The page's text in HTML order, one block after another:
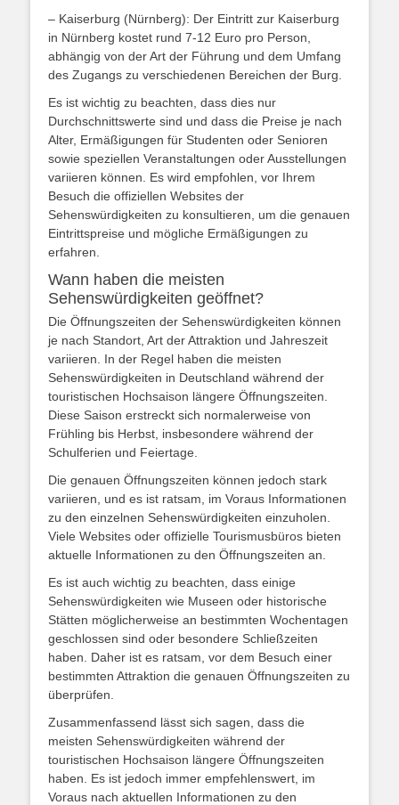
– Kaiserburg (Nürnberg): Der Eintritt zur Kaiserburg
in Nürnberg kostet rund 7-12 Euro pro Person,
abhängig von der Art der Führung und dem Umfang
des Zugangs zu verschiedenen Bereichen der Burg.
Es ist wichtig zu beachten, dass dies nur
Durchschnittswerte sind und dass die Preise je nach
Alter, Ermäßigungen für Studenten oder Senioren
sowie speziellen Veranstaltungen oder Ausstellungen
variieren können. Es wird empfohlen, vor Ihrem
Besuch die offiziellen Websites der
Sehenswürdigkeiten zu konsultieren, um die genauen
Eintrittspreise und mögliche Ermäßigungen zu
erfahren.
Wann haben die meisten
Sehenswürdigkeiten geöffnet?
Die Öffnungszeiten der Sehenswürdigkeiten können
je nach Standort, Art der Attraktion und Jahreszeit
variieren. In der Regel haben die meisten
Sehenswürdigkeiten in Deutschland während der
touristischen Hochsaison längere Öffnungszeiten.
Diese Saison erstreckt sich normalerweise von
Frühling bis Herbst, insbesondere während der
Schulferien und Feiertage.
Die genauen Öffnungszeiten können jedoch stark
variieren, und es ist ratsam, im Voraus Informationen
zu den einzelnen Sehenswürdigkeiten einzuholen.
Viele Websites oder offizielle Tourismusbüros bieten
aktuelle Informationen zu den Öffnungszeiten an.
Es ist auch wichtig zu beachten, dass einige
Sehenswürdigkeiten wie Museen oder historische
Stätten möglicherweise an bestimmten Wochentagen
geschlossen sind oder besondere Schließzeiten
haben. Daher ist es ratsam, vor dem Besuch einer
bestimmten Attraktion die genauen Öffnungszeiten zu
überprüfen.
Zusammenfassend lässt sich sagen, dass die
meisten Sehenswürdigkeiten während der
touristischen Hochsaison längere Öffnungszeiten
haben. Es ist jedoch immer empfehlenswert, im
Voraus nach aktuellen Informationen zu den